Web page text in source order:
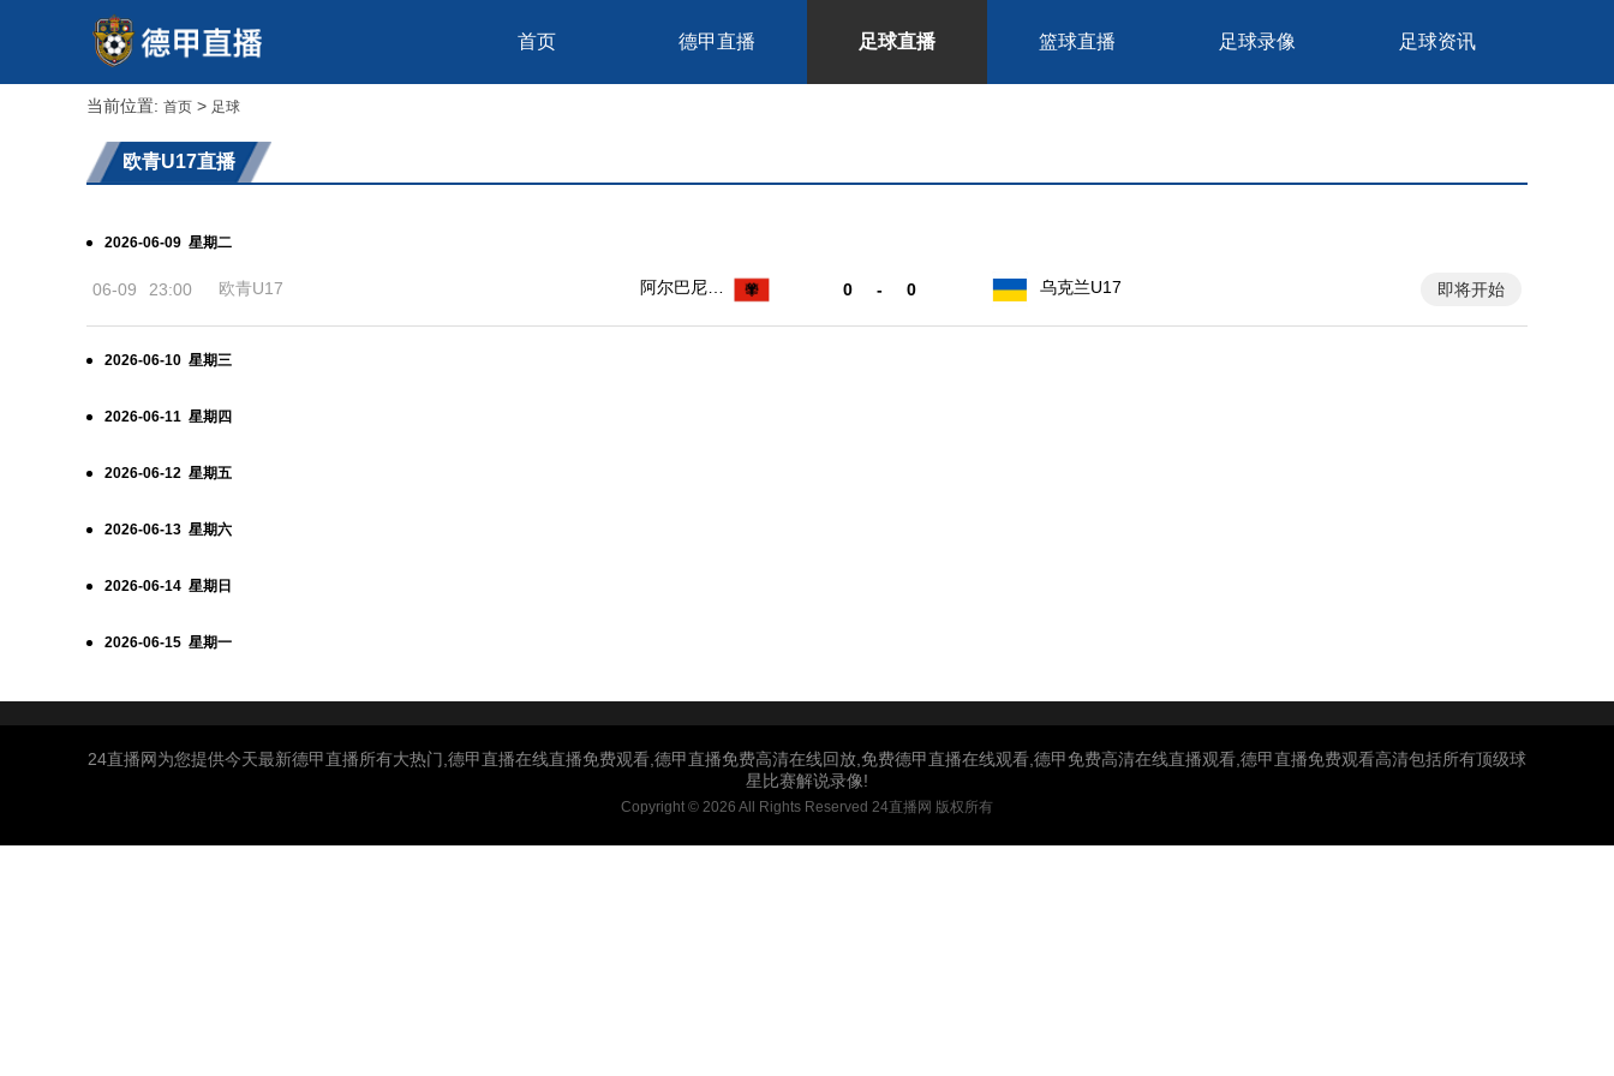
首页 德甲直播 足球直播 篮球直播 足球录像 足球资讯
当前位置: 首页 > 足球
欧青U17直播
2026-06-09 星期二
06-09 23:00 欧青U17
阿尔巴尼亚
0 - 0 乌克兰U17 即将开始
2026-06-10 星期三
2026-06-11 星期四
2026-06-12 星期五
2026-06-13 星期六
2026-06-14 星期日
2026-06-15 星期一
24直播网为您提供今天最新德甲直播所有大热门,德甲直播在线直播免费观看,德甲直播免费高清在线回放,免费德甲直播在线观看,德甲免费高清在线直播观看,德甲直播免费观看高清包括所有顶级球
星比赛解说录像!
Copyright © 2026 All Rights Reserved 24直播网 版权所有